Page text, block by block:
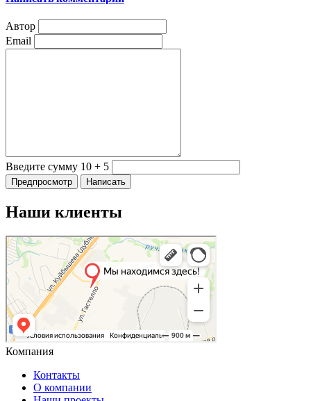
Автор
Email
Введите сумму 10 + 5
Наши клиенты
Компания
Контакты
О компании